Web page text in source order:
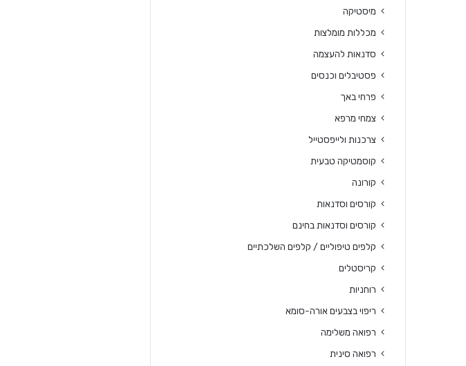
מיסטיקה
מכללות מומלצות
סדנאות להעצמה
פסטיבלים וכנסים
פרחי באך
צמחי מרפא
צרכנות ולייפסטייל
קוסמטיקה טבעית
קורונה
קורסים וסדנאות
קורסים וסדנאות בחינם
קלפים טיפוליים / קלפים השלכתיים
קריסטלים
רוחניות
ריפוי בצבעים אורה-סומא
רפואה משלימה
רפואה סינית